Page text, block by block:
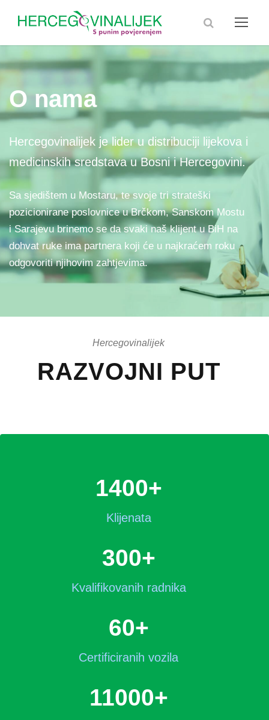
O nama
Hercegovinalijek je lider u distribuciji lijekova i
medicinskih sredstava u Bosni i Hercegovini.
Sa sjedištem u Mostaru, te svoje tri strateški
pozicionirane poslovnice u Brčkom, Sanskom Mostu
i Sarajevu brinemo se da svaki naš klijent u BiH na
dohvat ruke ima partnera koji će u najkraćem roku
odgovoriti njihovim zahtjevima.
Hercegovinalijek
RAZVOJNI PUT
1400+
Klijenata
300+
Kvalifikovanih radnika
60+
Certificiranih vozila
11000+